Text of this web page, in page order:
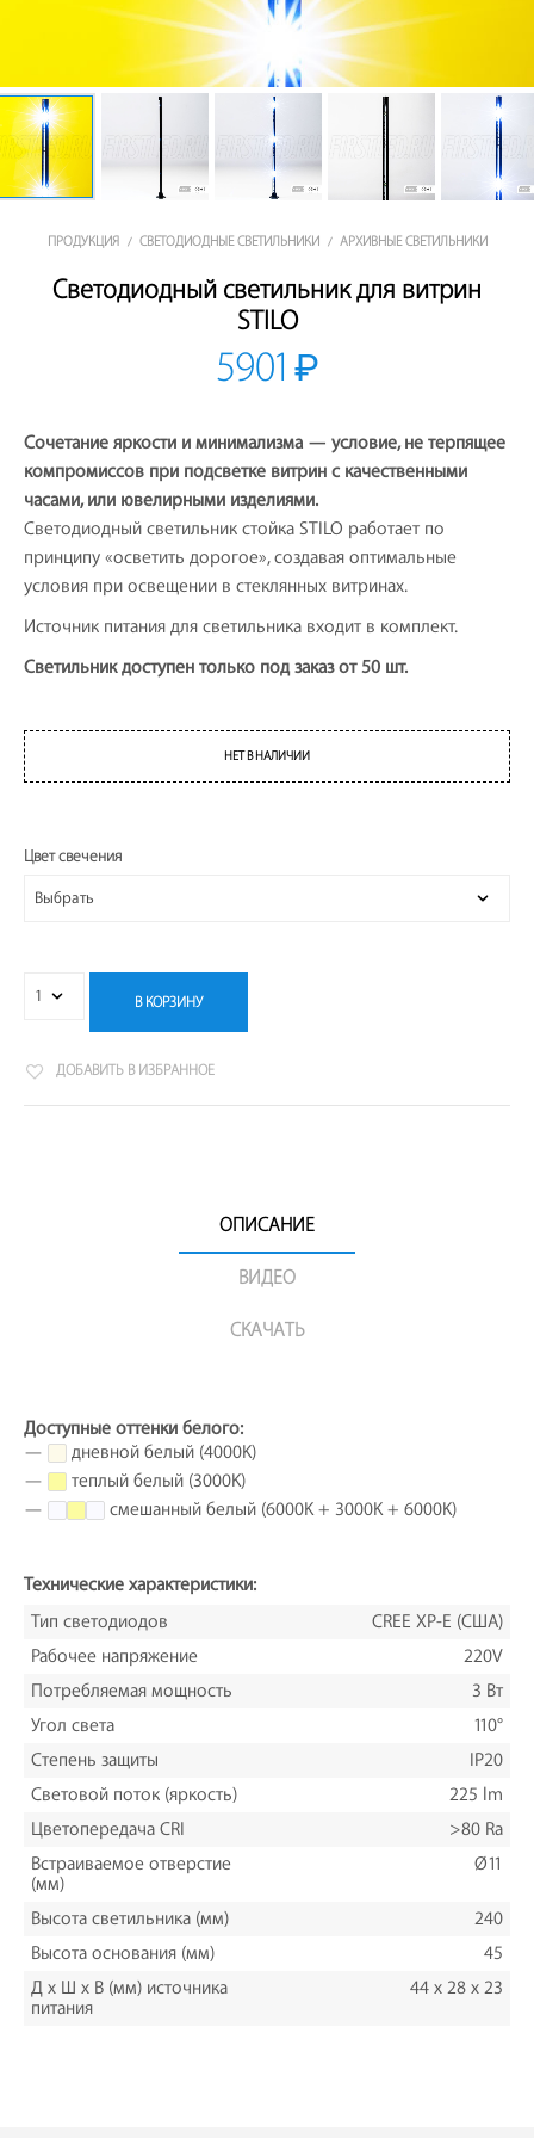
ПРОДУКЦИЯ / СВЕТОДИОДНЫЕ СВЕТИЛЬНИКИ / АРХИВНЫЕ СВЕТИЛЬНИКИ
Светодиодный светильник для витрин
STILO
5901 ₽
Сочетание яркости и минимализма — условие, не терпящее
компромиссов при подсветке витрин с качественными
часами, или ювелирными изделиями.
Светодиодный светильник стойка STILO работает по
принципу «осветить дорогое», создавая оптимальные
условия при освещении в стеклянных витринах.
Источник питания для светильника входит в комплект.
Светильник доступен только под заказ от 50 шт.
НЕТ В НАЛИЧИИ
Цвет свечения
В КОРЗИНУ
ДОБАВИТЬ В ИЗБРАННОЕ
ОПИСАНИЕ
ВИДЕО
СКАЧАТЬ
Доступные оттенки белого:
—
дневной белый (4000K)
—
теплый белый (3000K)
—
смешанный белый (6000K + 3000K + 6000K)
Технические характеристики:
Тип светодиодов
CREE XP-E (США)
Рабочее напряжение
220V
Потребляемая мощность
3 Вт
Угол света
110°
Степень защиты
IP20
Световой поток (яркость)
225 lm
Цветопередача CRI
>80 Ra
Встраиваемое отверстие
(мм)
Ø11
Высота светильника (мм)
240
Высота основания (мм)
45
Д х Ш х В (мм) источника
питания
44 x 28 x 23